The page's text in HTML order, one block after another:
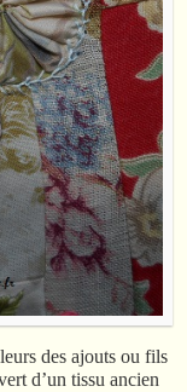
des ajouts ou fils
d’un tissu ancien